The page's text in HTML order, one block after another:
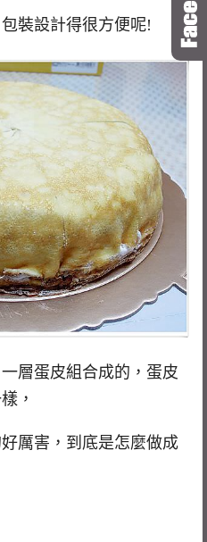
裝設計得很方便呢!
層蛋皮組合成的，蛋皮
，
厲害，到底是怎麼做成